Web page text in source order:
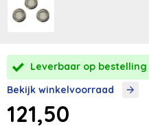
Leverbaar op bestelling
Bekijk winkelvoorraad
121,50